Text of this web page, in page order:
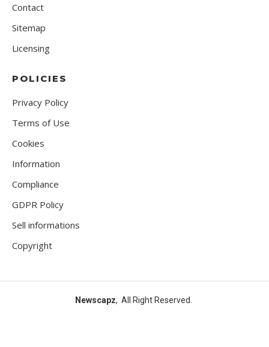
Contact
Sitemap
Licensing
POLICIES
Privacy Policy
Terms of Use
Cookies
Information
Compliance
GDPR Policy
Sell informations
Copyright
Newscapz, All Right Reserved.